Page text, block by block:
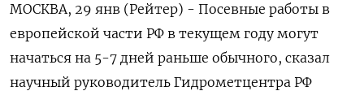
МОСКВА, 29 янв (Рейтер) - Посевные работы в
европейской части РФ в текущем году могут
начаться на 5-7 дней раньше обычного, сказал
научный руководитель Гидрометцентра РФ